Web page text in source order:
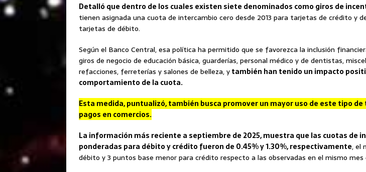
Detalló que dentro de los cuales existen siete denominados como giros de
tienen asignada una cuota de intercambio cero desde 2013 para tarjetas de crédito y
tarjetas de débito.
Según el Banco Central, esa política ha permitido que se favorezca la inclusión
giros de negocio de educación básica, guarderías, personal médico y de dentistas,
refacciones, ferreterías y salones de belleza, ytambién han tenido un impacto
comportamiento de la cuota.
Esta medida, puntualizó, también busca promover un mayor uso de este tipo
pagos en comercios.
La información más reciente a septiembre de 2025, muestra que las cuotas de
ponderadas para débito y crédito fueron de 0.45% y 1.30%, respectivamente, el
débito y 3 puntos base menor para crédito respecto a las observadas en el mismo mes